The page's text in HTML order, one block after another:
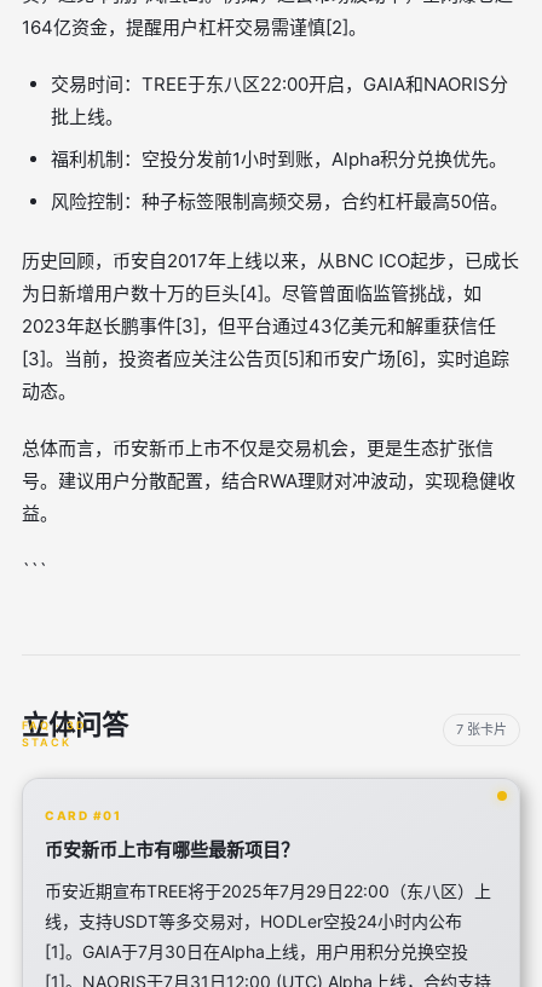
164亿资金，提醒用户杠杆交易需谨慎[2]。
交易时间：TREE于东八区22:00开启，GAIA和NAORIS分
批上线。
福利机制：空投分发前1小时到账，Alpha积分兑换优先。
风险控制：种子标签限制高频交易，合约杠杆最高50倍。
历史回顾，币安自2017年上线以来，从BNC ICO起步，已成长
为日新增用户数十万的巨头[4]。尽管曾面临监管挑战，如
2023年赵长鹏事件[3]，但平台通过43亿美元和解重获信任
[3]。当前，投资者应关注公告页[5]和币安广场[6]，实时追踪
动态。
总体而言，币安新币上市不仅是交易机会，更是生态扩张信
号。建议用户分散配置，结合RWA理财对冲波动，实现稳健收
益。
```
立体问答 7 张卡片
CARD #01
币安新币上市有哪些最新项目？
币安近期宣布TREE将于2025年7月29日22:00（东八区）上
线，支持USDT等多交易对，HODLer空投24小时内公布
[1]。GAIA于7月30日在Alpha上线，用户用积分兑换空投
[1]。NAORIS于7月31日12:00 (UTC) Alpha上线，合约支持